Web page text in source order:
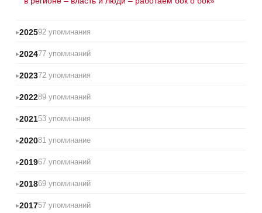
202592 упоминания
202477 упоминаний
202372 упоминания
202289 упоминаний
202153 упоминания
202081 упоминание
201967 упоминаний
201869 упоминаний
201757 упоминаний